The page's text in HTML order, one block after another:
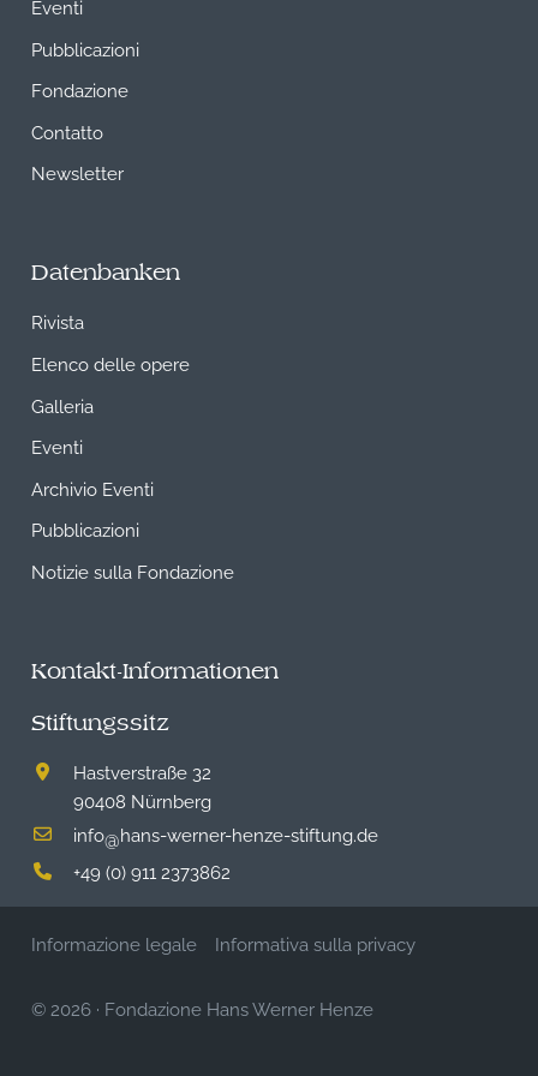
Eventi
Pubblicazioni
Fondazione
Contatto
Newsletter
Datenbanken
Rivista
Elenco delle opere
Galleria
Eventi
Archivio Eventi
Pubblicazioni
Notizie sulla Fondazione
Kontakt-Informationen
Stiftungssitz
Hastverstraße 32
90408 Nürnberg
info@hans-werner-henze-stiftung.de
+49 (0) 911 2373862
Informazione legale Informativa sulla privacy
© 2026 · Fondazione Hans Werner Henze